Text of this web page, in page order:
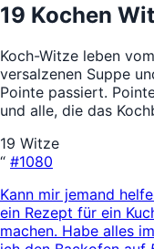
19 Kochen
Koch-Witze leben
versalzenen Suppe
Pointe passiert.
und alle, die das
19 Witze
“ #1080
Kann mir jemand
ein Rezept für ein
machen. Habe alles